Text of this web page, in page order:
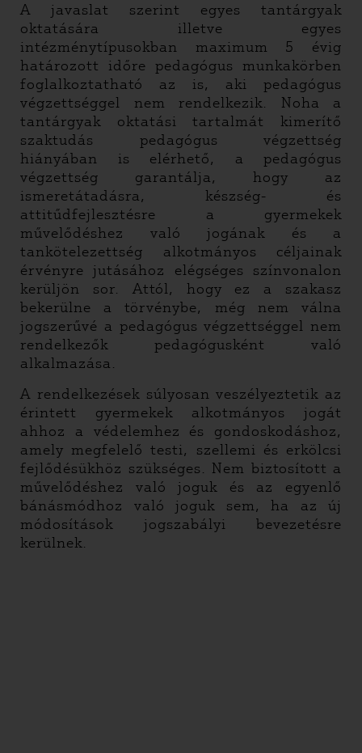
A javaslat szerint egyes tantárgyak
oktatására illetve egyes
intézménytípusokban maximum 5 évig
határozott időre pedagógus munkakörben
foglalkoztatható az is, aki pedagógus
végzettséggel nem rendelkezik. Noha a
tantárgyak oktatási tartalmát kimerítő
szaktudás pedagógus végzettség
hiányában is elérhető, a pedagógus
végzettség garantálja, hogy az
ismeretátadásra, készség- és
attitűdfejlesztésre a gyermekek
művelődéshez való jogának és a
tankötelezettség alkotmányos céljainak
érvényre jutásához elégséges színvonalon
kerüljön sor. Attól, hogy ez a szakasz
bekerülne a törvénybe, még nem válna
jogszerűvé a pedagógus végzettséggel nem
rendelkezők pedagógusként való
alkalmazása.
A rendelkezések súlyosan veszélyeztetik az
érintett gyermekek alkotmányos jogát
ahhoz a védelemhez és gondoskodáshoz,
amely megfelelő testi, szellemi és erkölcsi
fejlődésükhöz szükséges. Nem biztosított a
művelődéshez való joguk és az egyenlő
bánásmódhoz való joguk sem, ha az új
módosítások jogszabályi bevezetésre
kerülnek.